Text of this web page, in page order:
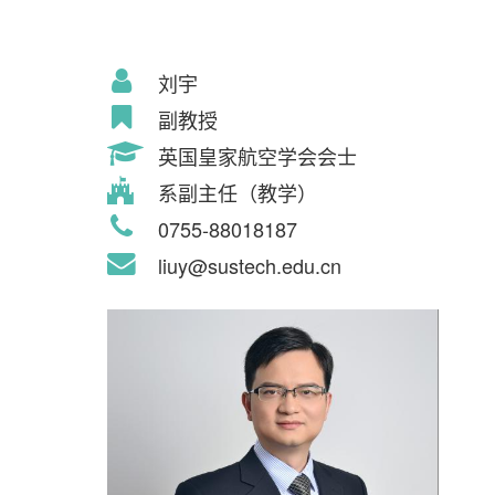
刘宇
副教授
英国皇家航空学会会士
系副主任（教学）
0755-88018187
liuy@sustech.edu.cn